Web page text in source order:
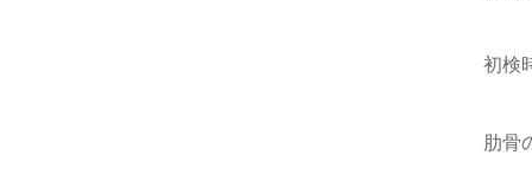
初検
肋骨